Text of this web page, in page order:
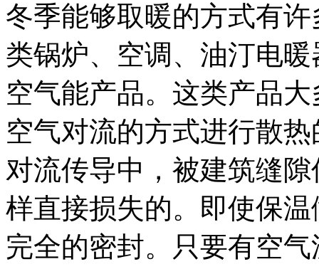
冬季能够取暖的方式有
类锅炉、空调、油汀电
空气能产品。这类产品
空气对流的方式进行散
对流传导中，被建筑缝
样直接损失的。即使保
完全的密封。只要有空